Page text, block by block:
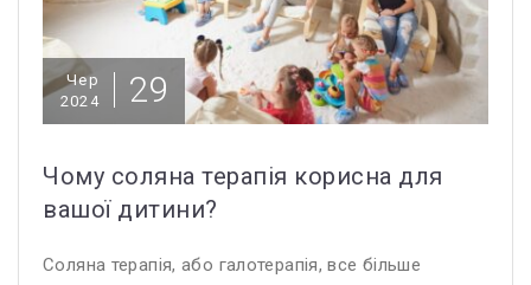
Чер
2024
29
Чому соляна терапія корисна для
вашої дитини?
Соляна терапія, або галотерапія, все більше